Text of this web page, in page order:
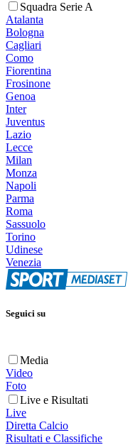
Squadra Serie A
Atalanta
Bologna
Cagliari
Como
Fiorentina
Frosinone
Genoa
Inter
Juventus
Lazio
Lecce
Milan
Monza
Napoli
Parma
Roma
Sassuolo
Torino
Udinese
Venezia
Seguici su
Media
Video
Foto
Live e Risultati
Live
Diretta Calcio
Risultati e Classifiche